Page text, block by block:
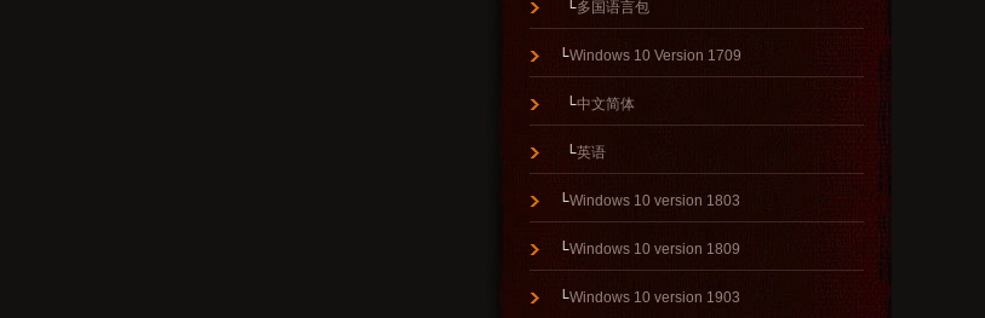
└多国语言包
└Windows 10 Version 1709
└中文简体
└英语
└Windows 10 version 1803
└Windows 10 version 1809
└Windows 10 version 1903